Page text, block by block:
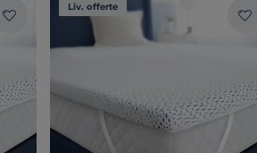
Liv. offerte